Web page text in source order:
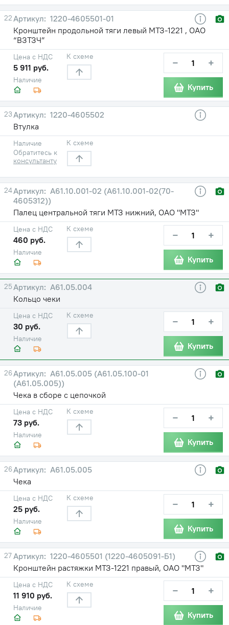
22
1220-4605501-01
Кронштейн продольной тяги левый МТЗ-1221 , ОАО
“ВЗТЗЧ”
Наличие
Цена с НДС
5 911 руб.
К схеме − +
Купить
23
1220-4605502
Втулка
Наличие
Обратитесь к
консультанту
К схеме
24
А61.10.001-02 (А61.10.001-02(70-
4605312))
Палец центральной тяги МТЗ нижний, ОАО "МТЗ"
Наличие
Цена с НДС
460 руб.
К схеме − +
Купить
25
А61.05.004
Кольцо чеки
Наличие
Цена с НДС
30 руб.
К схеме − +
Купить
26
А61.05.005 (А61.05.100-01
(А61.05.005))
Чека в сборе с цепочкой
Наличие
Цена с НДС
73 руб.
К схеме − +
Купить
26
А61.05.005
Чека
Наличие
Цена с НДС
25 руб.
К схеме − +
Купить
27
1220-4605501 (1220-4605091-Б1)
Кронштейн растяжки МТЗ-1221 правый, ОАО "МТЗ"
Наличие
Цена с НДС
11 910 руб.
К схеме − +
Купить